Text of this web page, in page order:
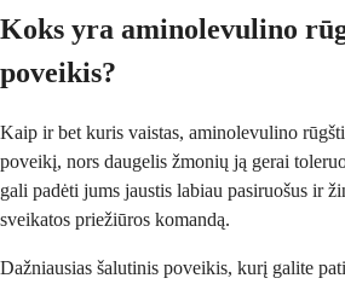
Koks yra aminolevulino
poveikis?
Kaip ir bet kuris vaistas, aminolevulino
poveikį, nors daugelis žmonių ją gerai
gali padėti jums jaustis labiau pasiruošus ir
sveikatos priežiūros komandą.
Dažniausias šalutinis poveikis, kurį galite